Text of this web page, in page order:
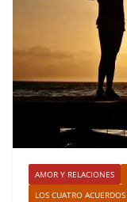
AMOR Y RELACIONES
LOS CUATRO ACUERDOS